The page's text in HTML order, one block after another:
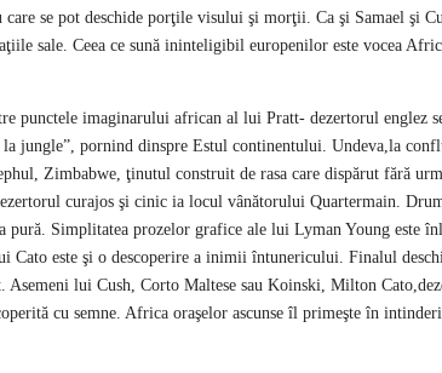
care se pot deschide porţile visului şi morţii. Ca şi Samael şi
sale. Ceea ce sună ininteligibil europenilor este vocea
punctele imaginarului african al lui Pratt- dezertorul englez
la jungle”, pornind dinspre Estul continentului. Undeva,la
Zimbabwe, ţinutul construit de rasa care dispărut fără
curajos şi cinic ia locul vânătorului Quartermain.
pură. Simplitatea prozelor grafice ale lui Lyman Young este
Cato este şi o descoperire a inimii întunericului. Finalul
Asemeni lui Cush, Corto Maltese sau Koinski, Milton
cu semne. Africa oraşelor ascunse îl primeşte în